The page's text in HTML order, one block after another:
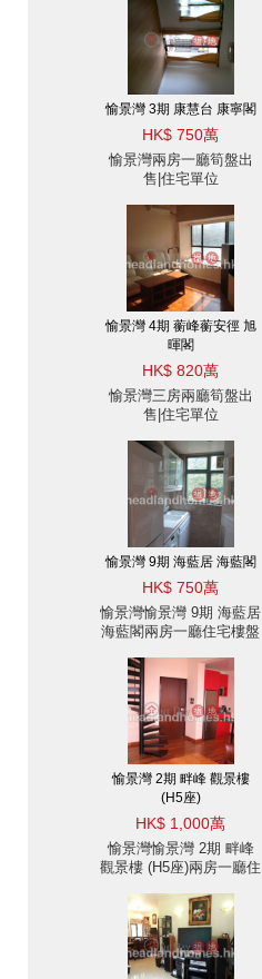
愉景灣 3期 康慧台 康寧閣
HK$ 750萬
愉景灣兩房一廳筍盤出
售|住宅單位
愉景灣 4期 蘅峰蘅安徑 旭
暉閣
HK$ 820萬
愉景灣三房兩廳筍盤出
售|住宅單位
愉景灣 9期 海藍居 海藍閣
HK$ 750萬
愉景灣愉景灣 9期 海藍居
海藍閣兩房一廳住宅樓盤
愉景灣 2期 畔峰 觀景樓
(H5座)
HK$ 1,000萬
愉景灣愉景灣 2期 畔峰
觀景樓 (H5座)兩房一廳住